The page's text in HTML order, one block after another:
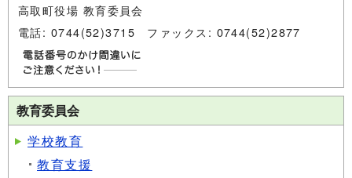
高取町役場 教育委員会
電話: 0744(52)3715 ファックス: 0744(52)2877
教育委員会
学校教育
教育支援